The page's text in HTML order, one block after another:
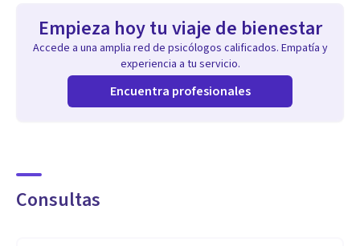
Empieza hoy tu viaje de bienestar
Accede a una amplia red de psicólogos calificados. Empatía y
experiencia a tu servicio.
Encuentra profesionales
Consultas